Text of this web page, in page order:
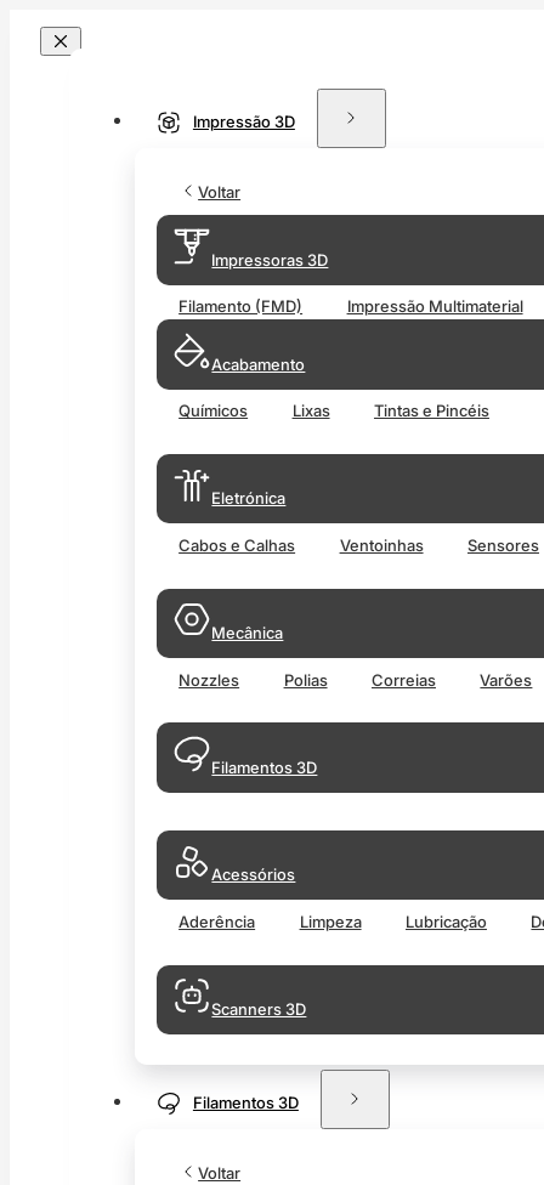
Impressão 3D
Voltar
Impressoras 3D
Filamento (FMD) Impressão Multimaterial
Acabamento
Químicos Lixas Tintas e Pincéis
Eletrónica
Cabos e Calhas Ventoinhas Sensores
Mecânica
Nozzles Polias Correias Varões
Filamentos 3D
Acessórios
Aderência Limpeza Lubricação
Scanners 3D
Filamentos 3D
Voltar